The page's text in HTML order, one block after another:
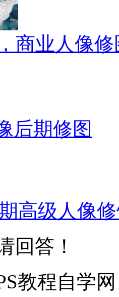
商业人像
后期修图
高级人像
回答！
教程自学